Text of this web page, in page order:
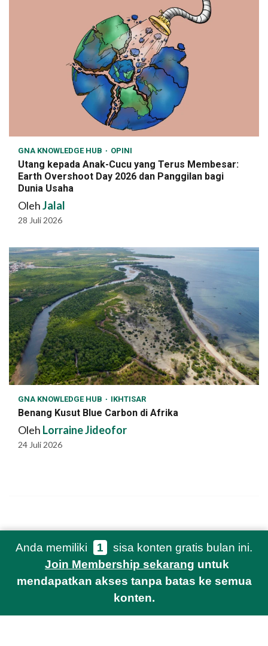
GNA KNOWLEDGE HUB OPINI
Utang kepada Anak-Cucu yang Terus Membesar:
Earth Overshoot Day 2026 dan Panggilan bagi
Dunia Usaha
OlehJalal
28 Juli 2026
GNA KNOWLEDGE HUB IKHTISAR
Benang Kusut Blue Carbon di Afrika
Oleh Lorraine Jideofor
24 Juli 2026
Ketentuan Layanan Kebijakan Privasi Newsletter
© 2021-2026 Green Network Asia
Anda memiliki 1
sisa konten gratis bulan ini.
Join Membership sekarang untuk
mendapatkan akses tanpa batas ke semua
konten.